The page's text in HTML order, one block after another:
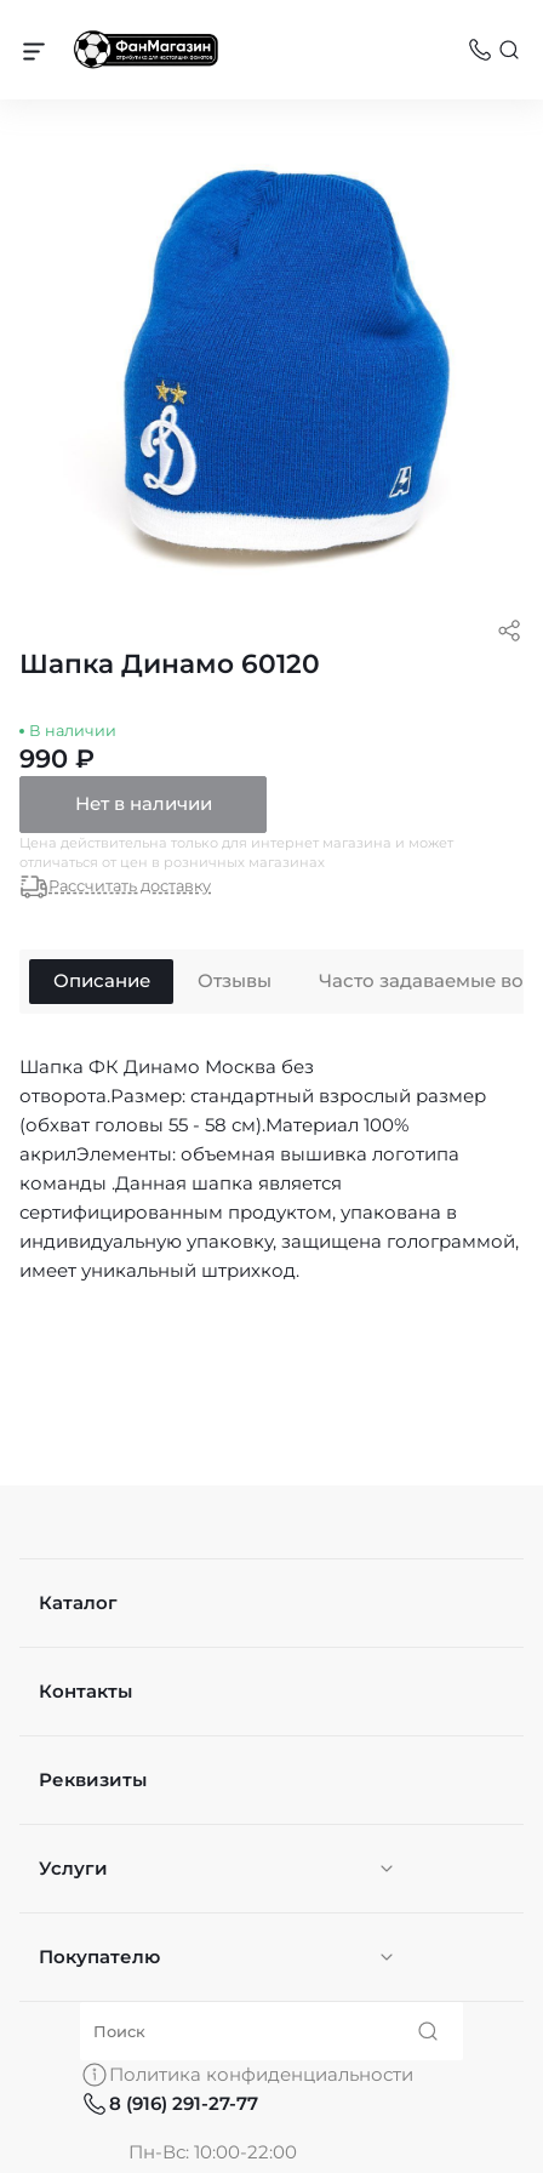
Динамо
Шапка Динамо 60120
В наличии
990 ₽
Нет в наличии
Цена действительна только для интернет магазина и может
отличаться от цен в розничных магазинах
Рассчитать доставку
Описание
Шапка ФК Динамо Москва без
отворота.Размер: стандартный взрослый размер
(обхват головы 55 - 58 см).Материал 100%
акрилЭлементы: объемная вышивка логотипа
команды .Данная шапка является
сертифицированным продуктом, упакована в
индивидуальную упаковку, защищена голограммой,
имеет уникальный штрихкод.
Отзывы Часто задаваемые
Каталог
Контакты
Реквизиты
Услуги
Персонификация
Покупателю
О нас
Политика конфиденциальности
8 (916) 291-27-77
Пн-Вс: 10:00-22:00